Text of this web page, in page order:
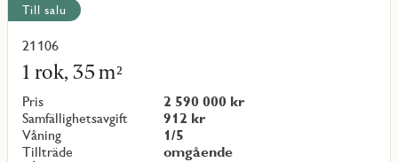
Till salu
21106
1 rok, 35 m²
Pris
2 590 000 kr
Samfällighetsavgift
912 kr
Våning
1/5
Tillträde
omgående
Läs
mer
om
objekt
{objectNumber}